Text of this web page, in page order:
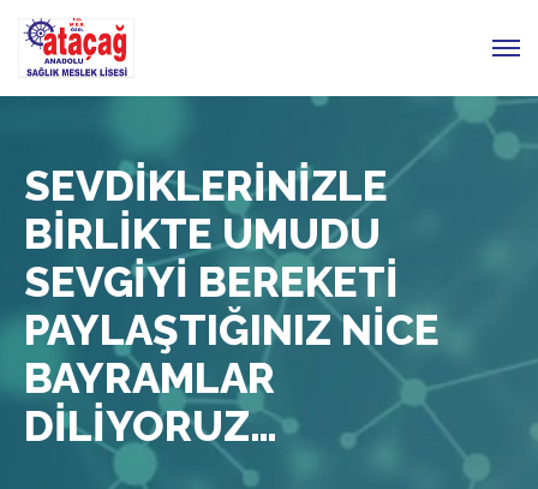
SEVDİKLERİNİZLE
BİRLİKTE UMUDU
SEVGİYİ BEREKETİ
PAYLAŞTIĞINIZ NİCE
BAYRAMLAR
DİLİYORUZ…